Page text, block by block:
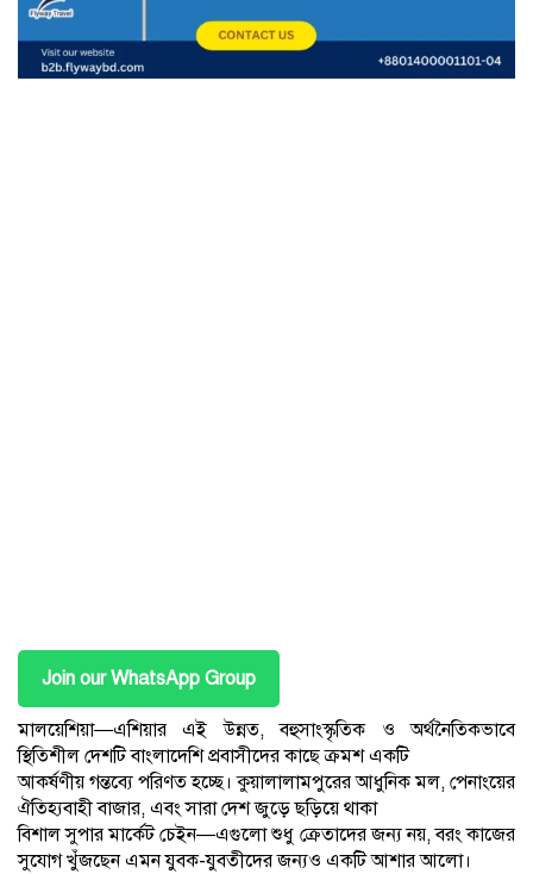
Join our WhatsApp Group
মালয়েশিয়া—এশিয়ার এই উন্নত, বহুসাংস্কৃতিক ও অর্থনৈতিকভাবে
স্থিতিশীল দেশটি বাংলাদেশি প্রবাসীদের কাছে ক্রমশ একটি
আকর্ষণীয় গন্তব্যে পরিণত হচ্ছে। কুয়ালালামপুরের আধুনিক মল, পেনাংয়ের
ঐতিহ্যবাহী বাজার, এবং সারা দেশ জুড়ে ছড়িয়ে থাকা
বিশাল সুপার মার্কেট চেইন—এগুলো শুধু ক্রেতাদের জন্য নয়, বরং কাজের
সুযোগ খুঁজছেন এমন যুবক-যুবতীদের জন্যও একটি আশার আলো।